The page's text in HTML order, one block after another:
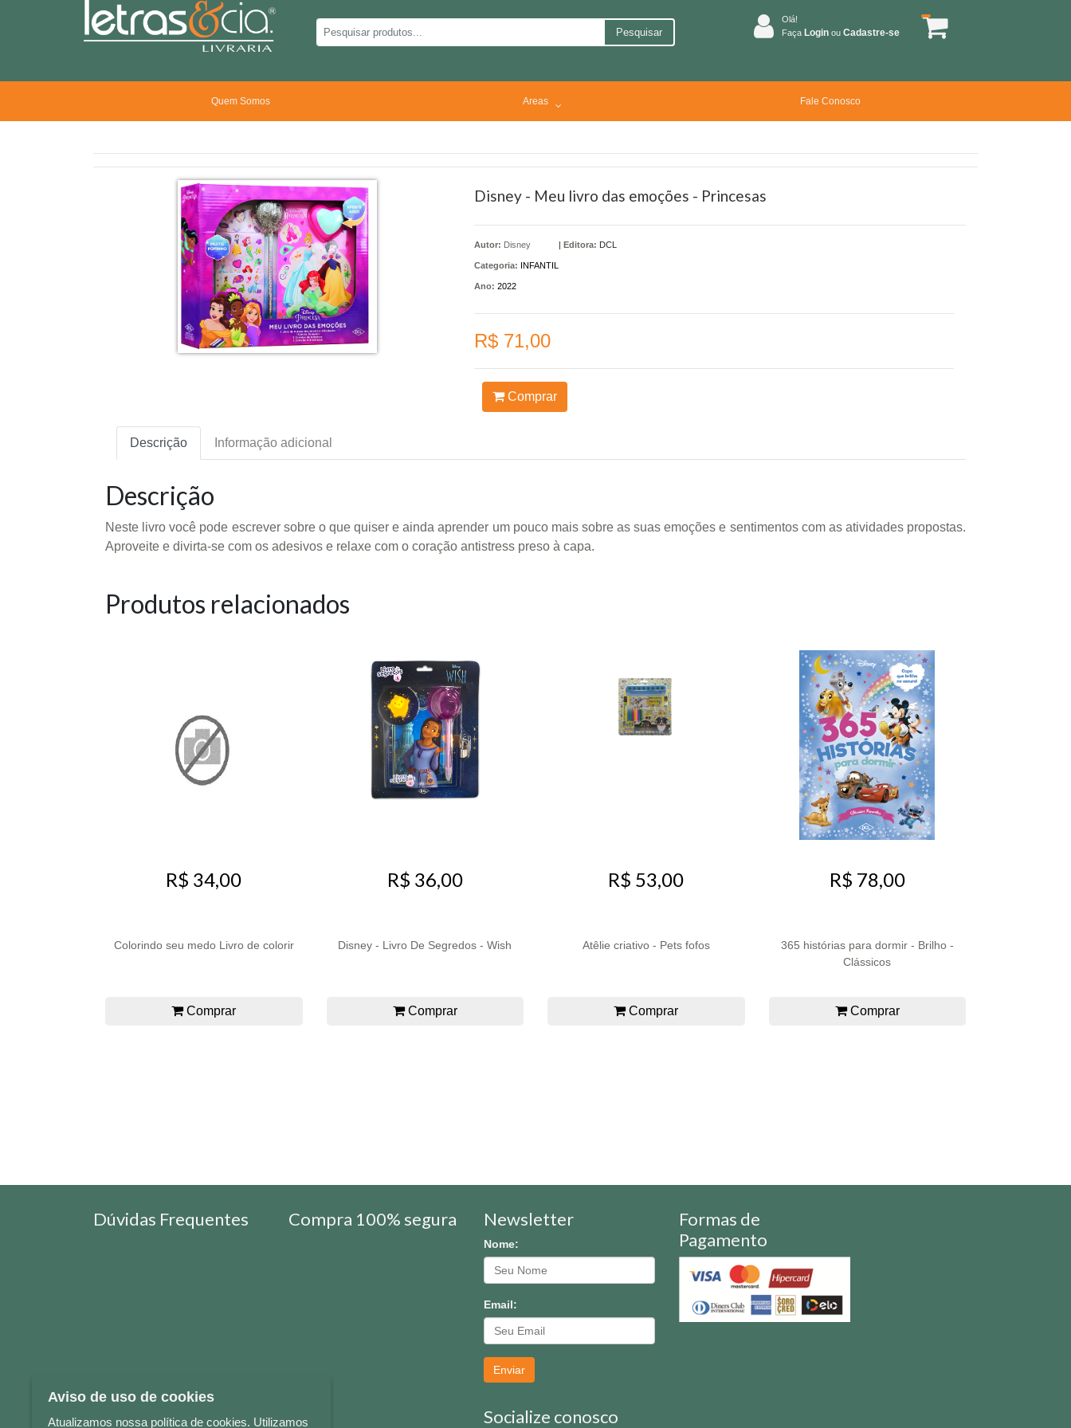
Pesquisar
Olá!
Faça Login ou Cadastre-se
Quem Somos Areas Fale Conosco
Disney - Meu livro das emoções - Princesas
Autor: Disney | Editora: DCL
Categoria: INFANTIL
Ano: 2022
R$ 71,00
Comprar
Descrição Informação adicional
Descrição
Neste livro você pode escrever sobre o que quiser e ainda aprender um pouco mais sobre as suas emoções e sentimentos com as atividades propostas.
Aproveite e divirta-se com os adesivos e relaxe com o coração antistress preso à capa.
Produtos relacionados
R$ 34,00
Colorindo seu medo Livro de colorir
Comprar
R$ 36,00
Disney - Livro De Segredos - Wish
Comprar
R$ 53,00
Atêlie criativo - Pets fofos
Comprar
R$ 78,00
365 histórias para dormir - Brilho -
Clássicos
Comprar
Dúvidas Frequentes Compra 100% segura Newsletter
Nome:
Email:
Enviar
Socialize conosco
Formas de
Pagamento
Aviso de uso de cookies
Atualizamos nossa política de cookies. Utilizamos